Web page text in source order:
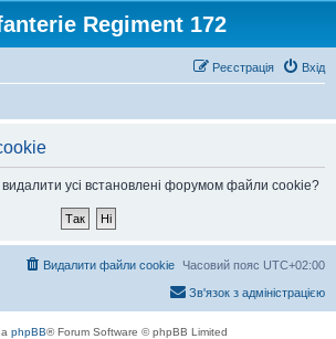
Regiment 172
Вхід
Реєстрація
усі встановлені форумом файли cookie?
Часовий пояс UTC+02:00
Видалити файли cookie
Зв'язок з адміністрацією
phpBB® Forum Software © phpBB Limited